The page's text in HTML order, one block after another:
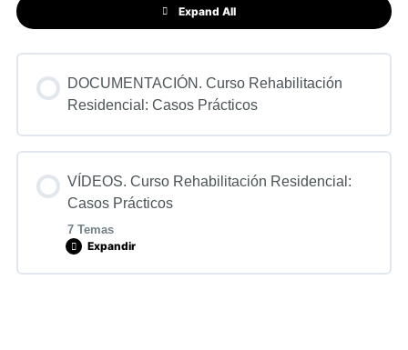
Expand All
DOCUMENTACIÓN. Curso Rehabilitación
Residencial: Casos Prácticos
VÍDEOS. Curso Rehabilitación Residencial:
Casos Prácticos
7 Temas
Expandir